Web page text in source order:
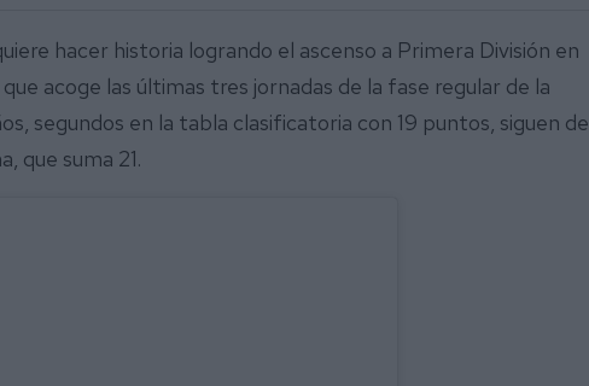
hacer historia logrando el ascenso a Primera División en
acoge las últimas tres jornadas de la fase regular de la
segundos en la tabla clasificatoria con 19 puntos, siguen de
que suma 21.